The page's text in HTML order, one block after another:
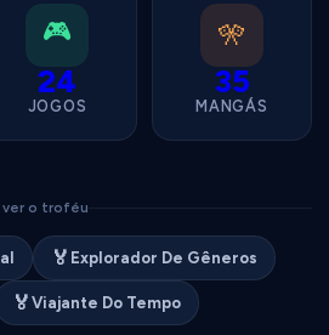
🎮
24
JOGOS
🎌
35
MANGÁS
ver o troféu
🏅 Explorador De Gêneros
🏅 Viajante Do Tempo